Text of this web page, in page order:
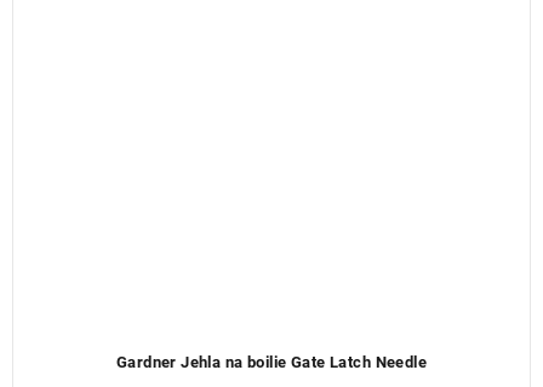
Gardner Jehla na boilie Gate Latch Needle